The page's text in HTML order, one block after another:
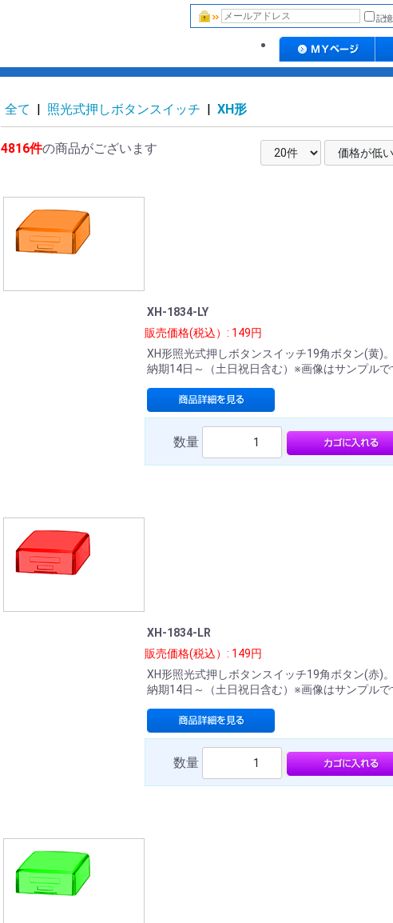
記憶
全て | 照光式押しボタンスイッチ | XH形
4816件の商品がございます
XH-1834-LY
販売価格(税込）: 149円
XH形照光式押しボタンスイッチ19角ボタン(黄)
納期14日～（土日祝日含む）※画像はサンプルで
数量
XH-1834-LR
販売価格(税込）: 149円
XH形照光式押しボタンスイッチ19角ボタン(赤)
納期14日～（土日祝日含む）※画像はサンプルで
数量